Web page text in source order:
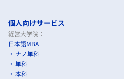
個人向けサービス
経営大学院：
日本語MBA
ナノ単科
単科
本科